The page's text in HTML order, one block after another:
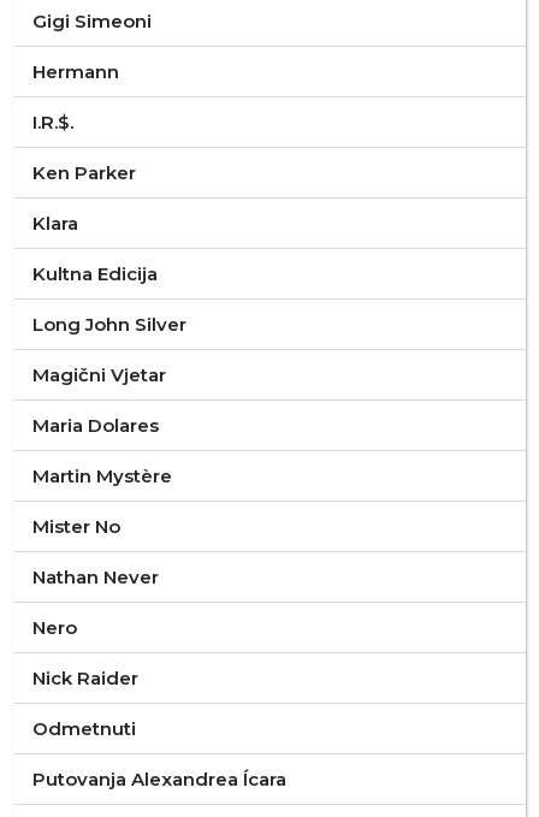
Gigi Simeoni
Hermann
I.R.$.
Ken Parker
Klara
Kultna Edicija
Long John Silver
Magični Vjetar
Maria Dolares
Martin Mystère
Mister No
Nathan Never
Nero
Nick Raider
Odmetnuti
Putovanja Alexandrea Ícara